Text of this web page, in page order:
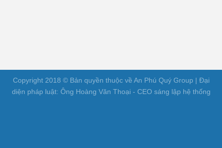
Copyright 2018 © Bản quyền thuộc về An Phú Quý Group | Đại
diện pháp luật: Ông Hoàng Văn Thoại - CEO sáng lập hệ thống